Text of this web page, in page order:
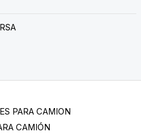
PARA CAMION
CAMIÓN